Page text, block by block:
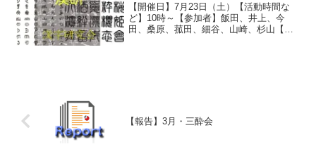
【開催日】7月23日（土）【活動時間な
ど】10時～【参加者】飯田、井上、今
田、桑原、菰田、細谷、山崎、杉山【活
【報告】3月・三酔会